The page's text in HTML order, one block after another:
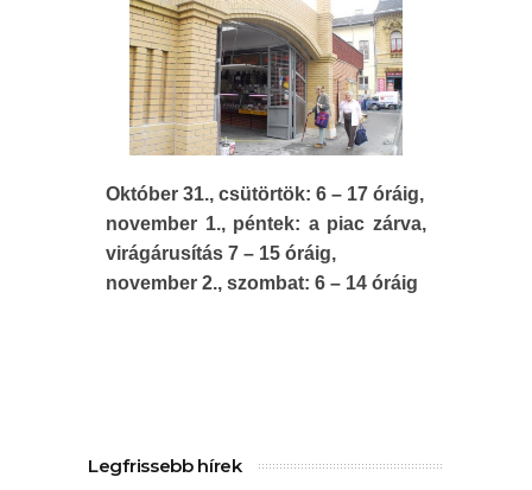
Október 31., csütörtök: 6 – 17 óráig,
november 1., péntek: a piac zárva,
virágárusítás 7 – 15 óráig,
november 2., szombat: 6 – 14 óráig
Legfrissebb hírek